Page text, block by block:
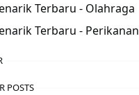
Terbaru - Olahraga
Terbaru - Perikanan
POSTS